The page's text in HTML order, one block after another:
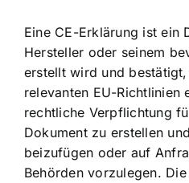
Eine CE-Erklärung ist ein
Hersteller oder seinem
erstellt wird und
relevanten EU-Richtlinien
rechtliche Verpflichtung
Dokument zu erstellen
beizufügen oder auf
Behörden vorzulegen.